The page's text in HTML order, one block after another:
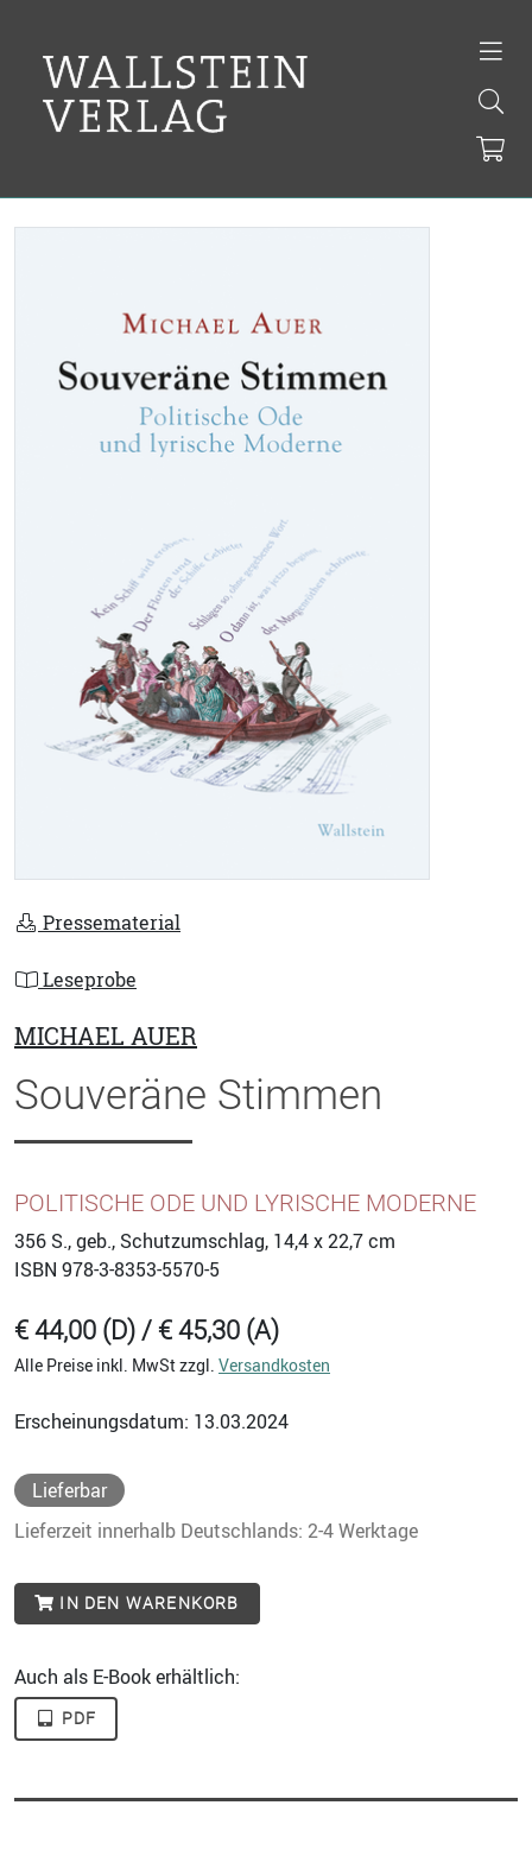
Pressematerial
Leseprobe
MICHAEL AUER
Souveräne Stimmen
POLITISCHE ODE UND LYRISCHE MODERNE
356 S., geb., Schutzumschlag, 14,4 x 22,7 cm
ISBN 978-3-8353-5570-5
€ 44,00 (D) / € 45,30 (A)
Alle Preise inkl. MwSt zzgl. Versandkosten
Erscheinungsdatum: 13.03.2024
Lieferbar
Lieferzeit innerhalb Deutschlands: 2-4 Werktage
IN DEN WARENKORB
Auch als E-Book erhältlich:
PDF